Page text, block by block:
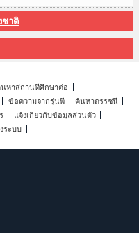
ชาติ
นหาสถานที่ศึกษาต่อ
ข้อความจากรุ่นพี่
ค้นหาดรรชนี
แจ้งเกี่ยวกับข้อมูลส่วนตัว
ระบบ